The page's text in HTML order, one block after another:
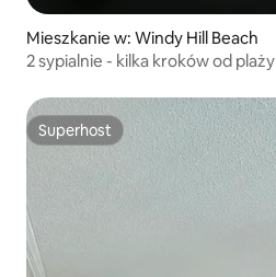
Mieszkanie w: Windy Hill Beach
2 sypialnie - kilka kroków od plaży
Superhost
Superhost